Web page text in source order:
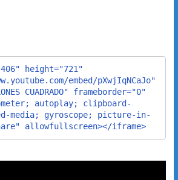
height="721"
embed/pXwjIqNCaJo"
CUADRADO" frameborder="0"
autoplay; clipboard-
media; gyroscope; picture-in-
allowfullscreen></iframe>